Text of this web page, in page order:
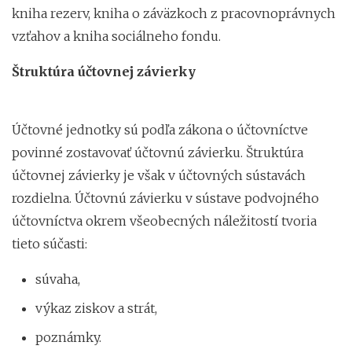
kniha rezerv, kniha o záväzkoch z pracovnoprávnych
vzťahov a kniha sociálneho fondu.
Štruktúra účtovnej závierky
Účtovné jednotky sú podľa zákona o účtovníctve
povinné zostavovať účtovnú závierku. Štruktúra
účtovnej závierky je však v účtovných sústavách
rozdielna. Účtovnú závierku v sústave podvojného
účtovníctva okrem všeobecných náležitostí tvoria
tieto súčasti:
súvaha,
výkaz ziskov a strát,
poznámky.